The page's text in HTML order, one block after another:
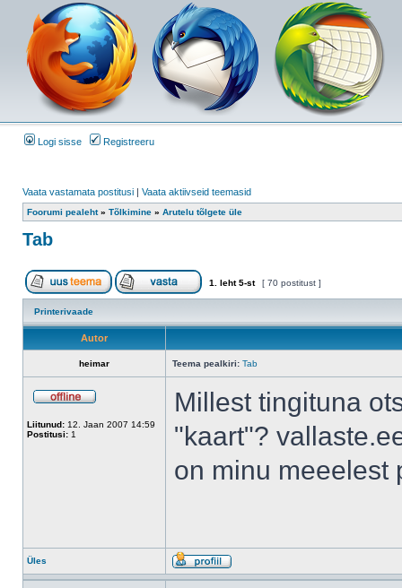
Logi sisse Registreeru
Vaata vastamata postitusi | Vaata aktiivseid teemasid
Foorumi pealeht» Tõlkimine » Arutelu tõlgete üle
Tab
1 . leht5-st [ 70 postitust ]
Printerivaade
Autor
heimar Teema pealkiri: Tab
Liitunud: 12. Jaan 2007 14:59
Postitusi: 1
Millest tingituna
"kaart"?
on minu meeelest
Üles